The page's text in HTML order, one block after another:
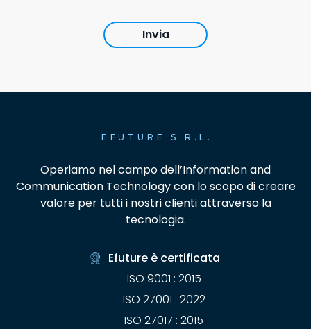
EFUTURE S.R.L.
Operiamo nel campo dell’Information and
Communication Technology con lo scopo di creare
valore per tutti i nostri clienti attraverso la
tecnologia.
Efuture è certificata
ISO 9001 : 2015
ISO 27001 : 2022
ISO 27017 : 2015